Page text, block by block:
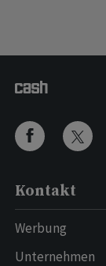
Kontakt
Werbung
Unternehmen